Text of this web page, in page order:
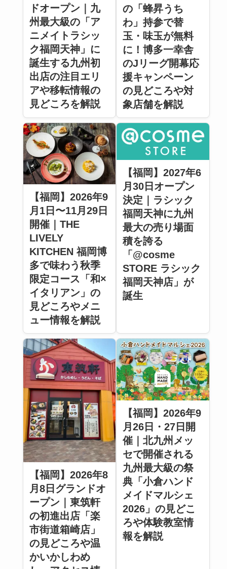
ドオープン｜九
州最大級の「ア
ニメイトラシッ
ク福岡天神」に
誕生する九州初
出店の注目エリ
アや移転情報の
見どころを解説
の「蜂昇うち
わ」持参で替
玉・味玉が無料
に！博多一幸舎
のJリーグ開幕応
援キャンペーン
の見どころや対
象店舗を解説
【福岡】2026年9
月1日〜11月29日
開催｜THE
LIVELY
KITCHEN 福岡博
多で味わう秋季
限定コース「和×
イタリアン」の
見どころやメニ
ュー情報を解説
【福岡】2027年6
月30日オープン
決定｜ラシック
福岡天神に九州
最大の売り場面
積を誇る
「@cosme
STORE ラシック
福岡天神店」が
誕生
【福岡】2026年8
月8日グランドオ
ープン｜東筑軒
の初進出店「楽
市街道箱崎店」
の見どころや温
かいかしわめ
【福岡】2026年9
月26日・27日開
催｜北九州メッ
セで開催される
九州最大級の祭
典「小倉ハンド
メイドマルシェ
2026」の見どこ
ろや体験教室情
報を解説